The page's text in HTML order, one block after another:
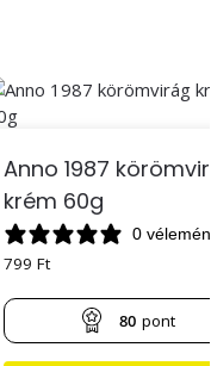
Anno 1987
krém 60g
0
799 Ft
80 pont